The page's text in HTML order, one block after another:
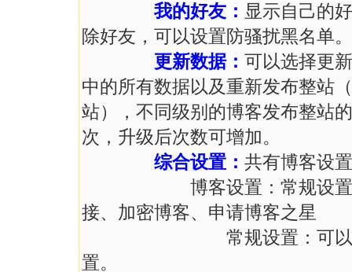
我的好友： 显示自己的
除好友，可以设置防骚扰黑名单。
更新数据： 可以选择更
中的所有数据以及重新发布整站
站），不同级别的博客发布整站
次，升级后次数可增加。
综合设置： 共有博客设
博客设置：常规设置、博
接、加密博客、申请博客之星
常规设置：可以在这里
置。